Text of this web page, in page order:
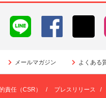
メールマガジン よくある
責任（CSR） / プレスリリース /